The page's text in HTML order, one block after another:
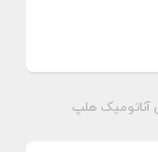
آناتومیک هلپ